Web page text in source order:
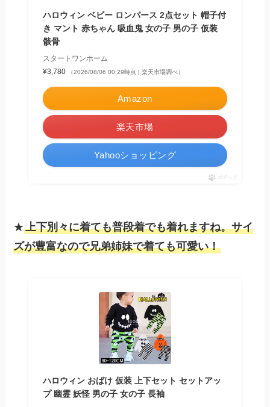
ハロウィン ベビー ロンパース 2点セット 帽子付
き マント 赤ちゃん 吸血鬼 女の子 男の子 仮装
骸骨
スタートワンホーム
¥3,780
（2026/08/06 00:29時点 | 楽天市場調べ）
Amazon
楽天市場
Yahooショッピング
ポチップ
★上下別々に着ても普段着でも着れますね。サイ
ズが豊富なので兄弟姉妹で着ても可愛い！
ハロウィン おばけ 仮装 上下セット セットアッ
プ 幽霊 妖怪 男の子 女の子 長袖